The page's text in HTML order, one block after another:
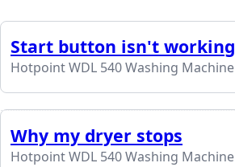
Start button isn't working
Hotpoint WDL 540 Washing Machine
Why my dryer stops
Hotpoint WDL 540 Washing Machine